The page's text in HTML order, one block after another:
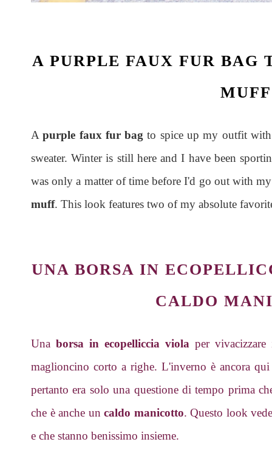
A PURPLE FAUX FUR BAG
MUFF
Apurple faux fur bag to spice up my outfit with
sweater. Winter is still here and I have been
was only a matter of time before I'd go out with
muff. This look features two of my absolute
UNA BORSA IN
CALDO
Una borsa in ecopelliccia viola per
maglioncino corto a righe. L'inverno è ancora
pertanto era solo una questione di tempo prima
che è anche uncaldo manicotto. Questo look
e che stanno benissimo insieme.